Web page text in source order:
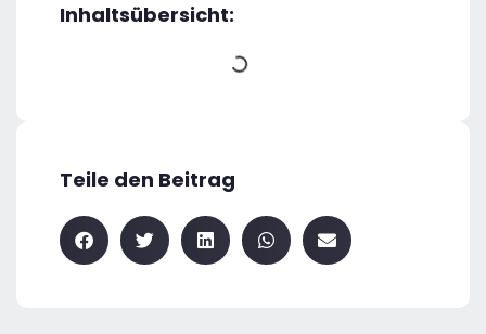
Inhaltsübersicht:
Teile den Beitrag